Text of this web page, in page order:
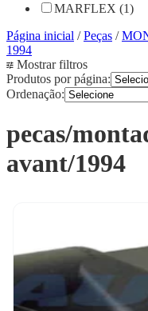
MARFLEX (1)
Página inicial /Peças /
1994
Mostrar filtros
Produtos por página:
Ordenação:
pecas/
avant/1994